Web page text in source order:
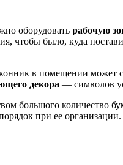
оборудовать рабочую
чтобы было, куда
в помещении
декора — символов
большого количество
при ее организации.